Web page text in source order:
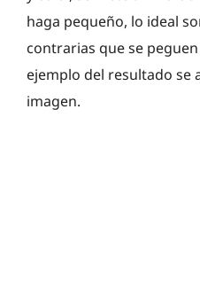
haga pequeño, lo ideal
contrarias que se
ejemplo del resultado se
imagen.